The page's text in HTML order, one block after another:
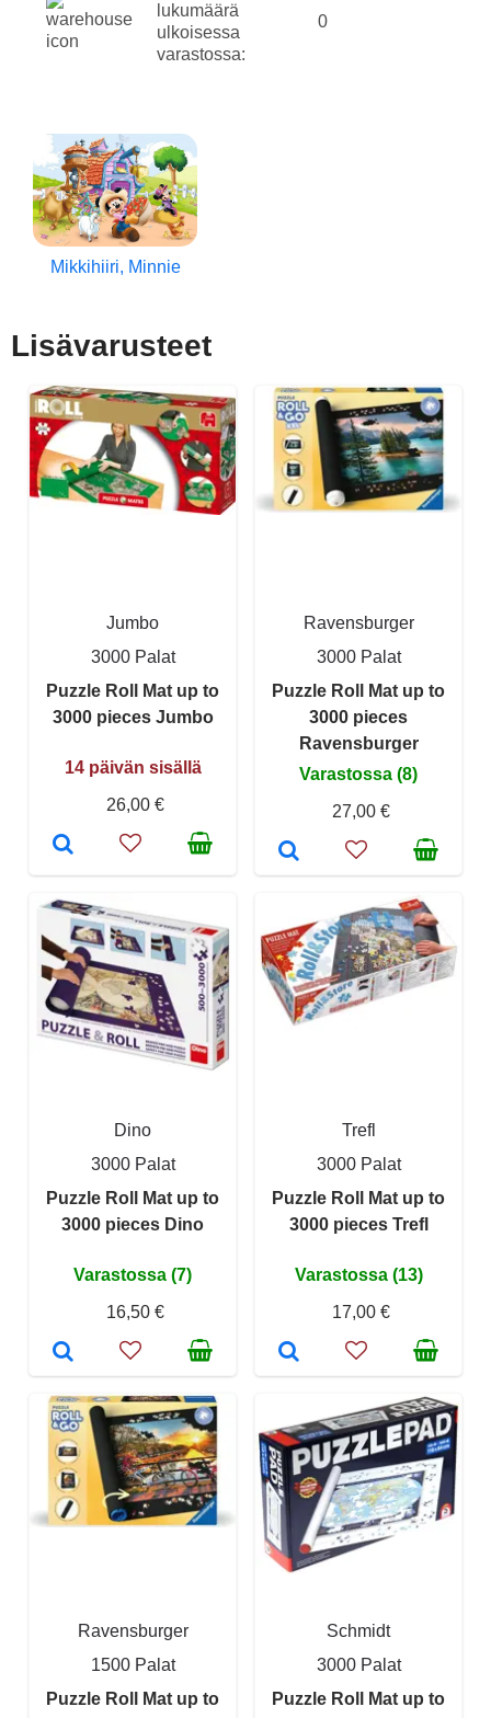
lukumäärä
ulkoisessa
varastossa:
0
Mikkihiiri, Minnie
Lisävarusteet
Jumbo
3000 Palat
Puzzle Roll Mat up to
3000 pieces Jumbo
14 päivän sisällä
26,00 €
Ravensburger
3000 Palat
Puzzle Roll Mat up to
3000 pieces
Ravensburger
Varastossa (8)
27,00 €
Dino
3000 Palat
Puzzle Roll Mat up to
3000 pieces Dino
Varastossa (7)
16,50 €
Trefl
3000 Palat
Puzzle Roll Mat up to
3000 pieces Trefl
Varastossa (13)
17,00 €
Ravensburger
1500 Palat
Puzzle Roll Mat up to
Schmidt
3000 Palat
Puzzle Roll Mat up to